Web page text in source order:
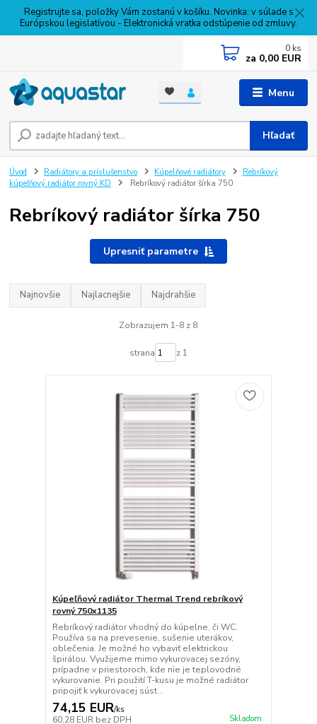
Registrujte sa, položky Vám zostanú v košíku. Novinka: v súlade s
Európskou legislatívou - Elektronická vratka odstúpenie od zmluvy.
Menu
Hľadať
0 ks
za 0,00 EUR
Úvod Radiátory a príslušenstvo Kúpelňové radiátory
Rebríkový
kúpeľňový radiátor rovný KD
Rebríkový radiátor šírka 750
Rebríkový radiátor šírka 750
Upresniť parametre
Najnovšie Najlacnejšie Najdrahšie
Zobrazujem 1-8 z 8
strana z 1
Kúpeľňový radiátor Thermal Trend rebríkový
rovný 750x1135
Rebríkový radiátor vhodný do kúpelne, či WC.
Používa sa na prevesenie, sušenie uterákov,
oblečenia. Je možné ho vybaviť elektrickou
špirálou. Využijeme mimo vykurovacej sezóny,
prípadne v priestoroch, kde nie je teplovodné
vykurovanie. Pri použití T-kusu je možné radiátor
pripojiť k vykurovacej súst...
74,15 EUR/ks
60,28 EUR bez DPH Skladom